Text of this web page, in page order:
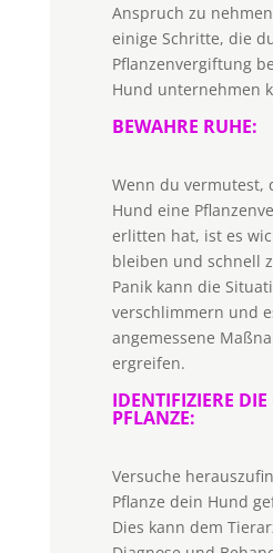
Anspruch zu
einige Schritte, die
Pflanzenvergiftung
Hund unternehmen
BEWAHRE RUHE:
Wenn du vermutest,
Hund eine
erlitten hat, ist es
bleiben und schnell
Panik kann die
verschlimmern und
angemessene
ergreifen.
IDENTIFIZIERE DIE
PFLANZE:
Versuche
Pflanze dein Hund
Dies kann dem